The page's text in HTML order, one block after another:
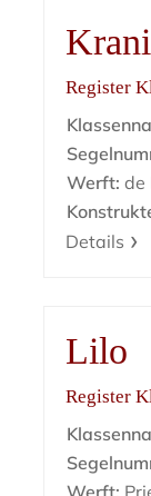
Register
Werft: de
Details
Lilo
Register